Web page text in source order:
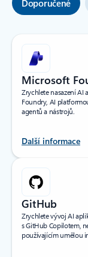
Doporučené
Microsoft
Zrychlete nasazení
Foundry, AI
agentů a nástrojů.
Další informace
GitHub
Zrychlete vývoj AI
s GitHub Copilotem,
používajícím umělou